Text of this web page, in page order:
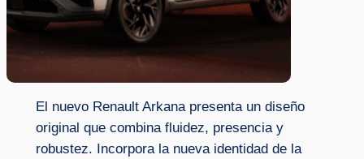
El nuevo Renault Arkana presenta un diseño
original que combina fluidez, presencia y
robustez. Incorpora la nueva identidad de la